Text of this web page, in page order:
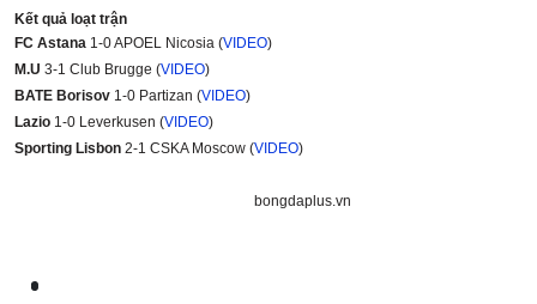
Kết quả loạt trận
FC Astana 1-0 APOEL Nicosia (VIDEO)
M.U 3-1 Club Brugge (VIDEO)
BATE Borisov 1-0 Partizan (VIDEO)
Lazio 1-0 Leverkusen (VIDEO)
Sporting Lisbon 2-1 CSKA Moscow (VIDEO)
bongdaplus.vn